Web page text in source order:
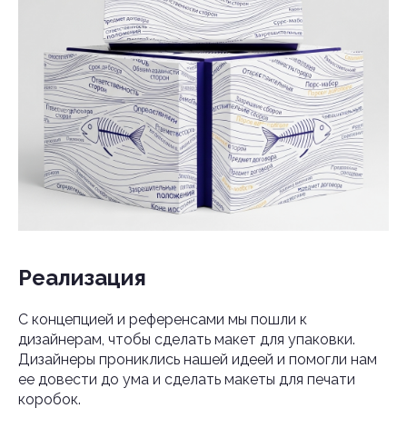
Реализация
С концепцией и референсами мы пошли к
дизайнерам, чтобы сделать макет для упаковки.
Дизайнеры прониклись нашей идеей и помогли нам
ее довести до ума и сделать макеты для печати
коробок.